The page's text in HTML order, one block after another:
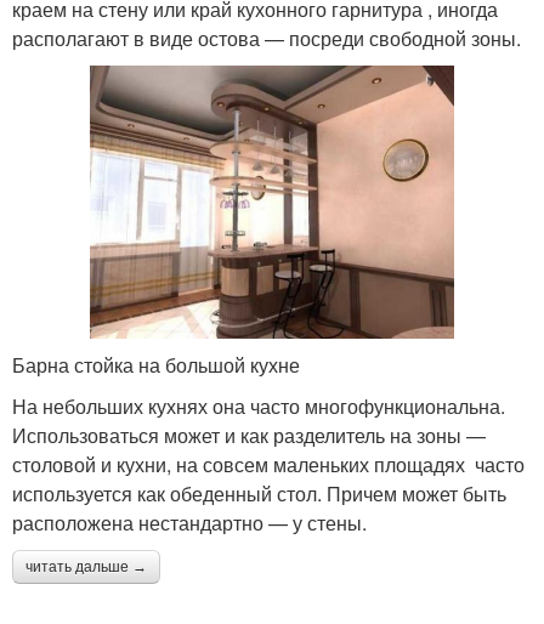
краем на стену или край кухонного гарнитура , иногда
располагают в виде остова — посреди свободной зоны.
Барна стойка на большой кухне
На небольших кухнях она часто многофункциональна.
Использоваться может и как разделитель на зоны —
столовой и кухни, на совсем маленьких площадях часто
используется как обеденный стол. Причем может быть
расположена нестандартно — у стены.
читать дальше →